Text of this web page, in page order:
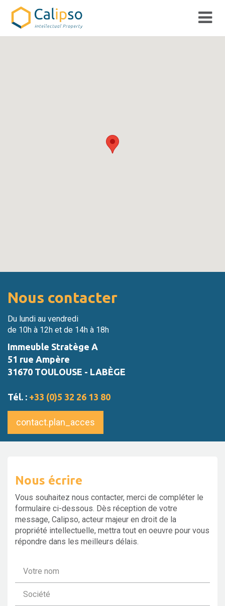
Nous contacter
Du lundi au vendredi
de 10h à 12h et de 14h à 18h
Immeuble Stratège A
51 rue Ampère
31670 TOULOUSE - LABÈGE
Tél. : +33 (0)5 32 26 13 80
contact.plan_acces
Nous écrire
Vous souhaitez nous contacter, merci de compléter le
formulaire ci-dessous. Dès réception de votre
message, Calipso, acteur majeur en droit de la
propriété intellectuelle, mettra tout en oeuvre pour vous
répondre dans les meilleurs délais.